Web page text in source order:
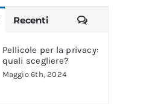
Recenti Commenti
Pellicole per la privacy:
quali scegliere?
Maggio 6th, 2024